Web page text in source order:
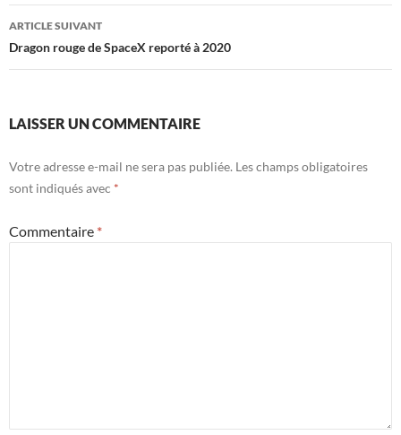
articles
ARTICLE SUIVANT
Dragon rouge de SpaceX reporté à 2020
LAISSER UN COMMENTAIRE
Votre adresse e-mail ne sera pas publiée. Les champs obligatoires
sont indiqués avec *
Commentaire *